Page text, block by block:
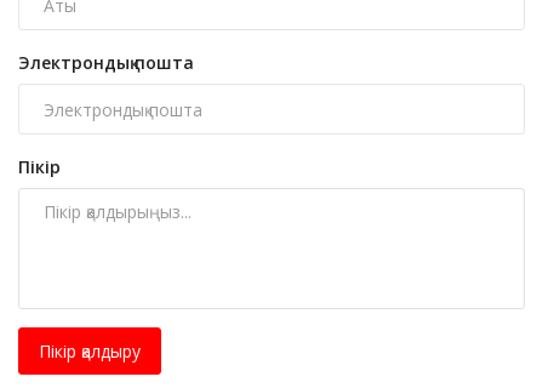
Электрондық пошта
Пікір
Пікір қалдыру